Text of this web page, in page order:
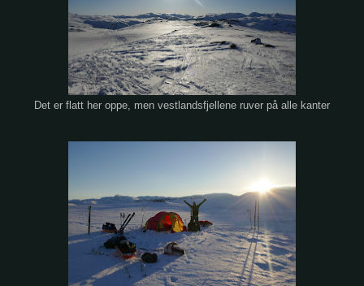
Det er flatt her oppe, men vestlandsfjellene ruver på alle kanter